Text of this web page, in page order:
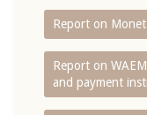
Report on
Report on
and payment